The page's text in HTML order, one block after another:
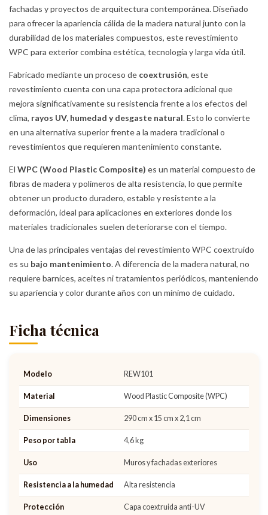
fachadas y proyectos de arquitectura contemporánea. Diseñado
para ofrecer la apariencia cálida de la madera natural junto con la
durabilidad de los materiales compuestos, este revestimiento
WPC para exterior combina estética, tecnología y larga vida útil.
Fabricado mediante un proceso de coextrusión, este
revestimiento cuenta con una capa protectora adicional que
mejora significativamente su resistencia frente a los efectos del
clima, rayos UV, humedad y desgaste natural. Esto lo convierte
en una alternativa superior frente a la madera tradicional o
revestimientos que requieren mantenimiento constante.
El WPC (Wood Plastic Composite) es un material compuesto de
fibras de madera y polímeros de alta resistencia, lo que permite
obtener un producto duradero, estable y resistente a la
deformación, ideal para aplicaciones en exteriores donde los
materiales tradicionales suelen deteriorarse con el tiempo.
Una de las principales ventajas del revestimiento WPC coextruido
es su bajo mantenimiento. A diferencia de la madera natural, no
requiere barnices, aceites ni tratamientos periódicos, manteniendo
su apariencia y color durante años con un mínimo de cuidado.
Ficha técnica
Modelo REW101
Material Wood Plastic Composite (WPC)
Dimensiones 290 cm x 15 cm x 2,1 cm
Peso por tabla 4,6 kg
Uso Muros y fachadas exteriores
Resistencia a la humedad Alta resistencia
Protección Capa coextruida anti-UV